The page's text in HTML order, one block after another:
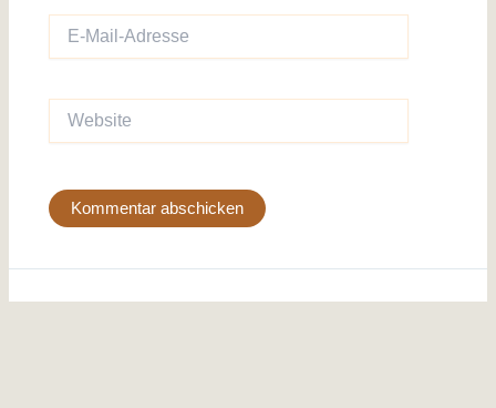
Mail-